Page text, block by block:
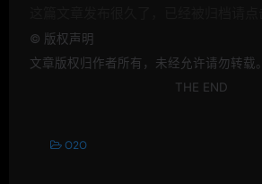
© 版权声明
文章版权归作者所有，未经允许请勿转载。
THE END
O2O